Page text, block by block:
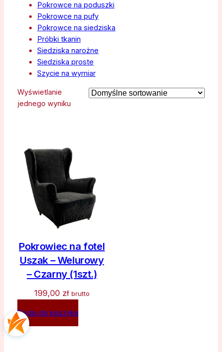
Pokrowce na poduszki
Pokrowce na pufy
Pokrowce na siedziska
Próbki tkanin
Siedziska narożne
Siedziska proste
Szycie na wymiar
Wyświetlanie
jednego wyniku
Pokrowiec na fotel
Uszak – Welurowy
– Czarny (1szt.)
199,00 zł brutto
Dodaj do koszyka